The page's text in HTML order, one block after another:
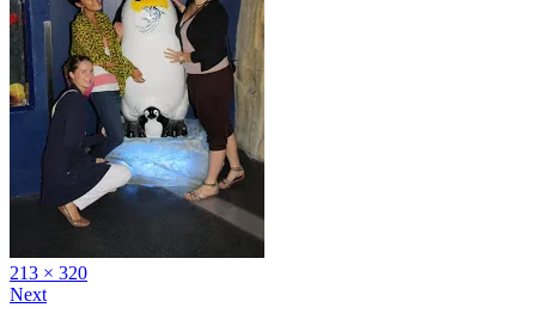
Full
size
213 × 320
Next